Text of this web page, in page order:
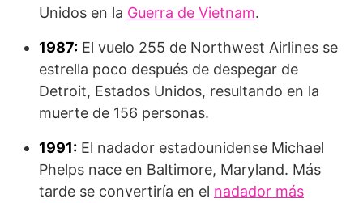
Unidos en la Guerra de Vietnam.
1987: El vuelo 255 de Northwest Airlines se
estrella poco después de despegar de
Detroit, Estados Unidos, resultando en la
muerte de 156 personas.
1991: El nadador estadounidense Michael
Phelps nace en Baltimore, Maryland. Más
tarde se convertiría en el nadador más